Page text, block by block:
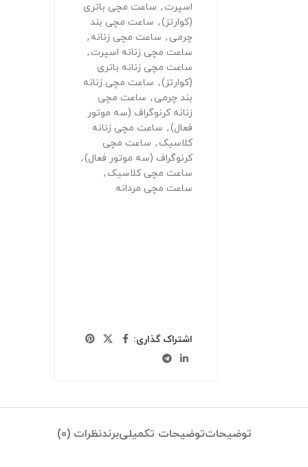
اسپرت , ساعت مچی باتری
(کوارتز), ساعت مچی بند
چرمی , ساعت مچی زنانه ,
ساعت مچی زنانه اسپرت ,
ساعت مچی زنانه باتری
(کوارتز), ساعت مچی زنانه
بند چرمی , ساعت مچی
زنانه کرنوگراف (سه موتور
فعال), ساعت مچی زنانه
کلاسیک , ساعت مچی
کرنوگراف (سه موتور فعال),
ساعت مچی کلاسیک ,
ساعت مچی مردانه
اشتراک گذاری:
توضیحاتتوضیحات تکمیلیبرندنظرات (0)